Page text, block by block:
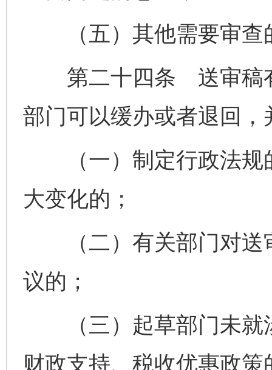
（五）其他需要审查
第二十四条 送审稿有
部门可以缓办或者退回
（一）制定行政法规
大变化的；
（二）有关部门对送
议的；
（三）起草部门未就
财政支持、税收优惠政